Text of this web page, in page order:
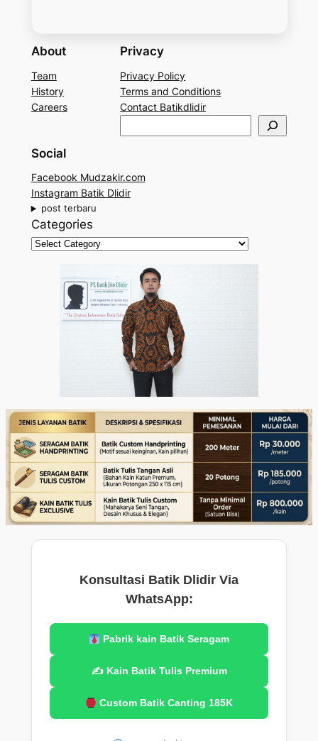
About
Team
History
Careers
Privacy
Privacy Policy
Terms and Conditions
Contact Batikdlidir
e
c
h
Social
Facebook Mudzakir.com
Instagram Batik Dlidir
post terbaru
Categories
Konsultasi Batik Dlidir Via
WhatsApp:
Pabrik kain Batik Seragam
✍️ Kain Batik Tulis Premium
Custom Batik Canting 185K